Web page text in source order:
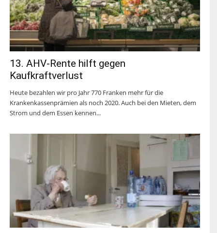
13. AHV-Rente hilft gegen
Kaufkraftverlust
Heute bezahlen wir pro Jahr 770 Franken mehr für die
Krankenkassenprämien als noch 2020. Auch bei den Mieten, dem
Strom und dem Essen kennen...